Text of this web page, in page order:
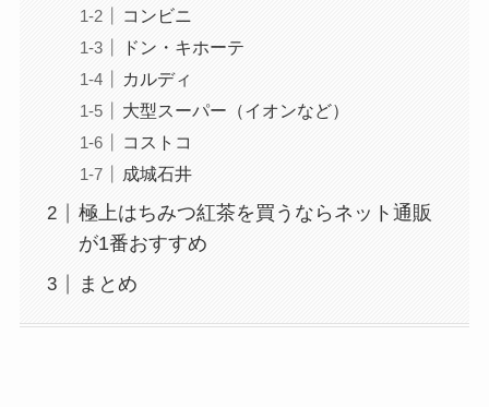
コンビニ
ドン・キホーテ
カルディ
大型スーパー（イオンなど）
コストコ
成城石井
極上はちみつ紅茶を買うならネット通販
が1番おすすめ
まとめ